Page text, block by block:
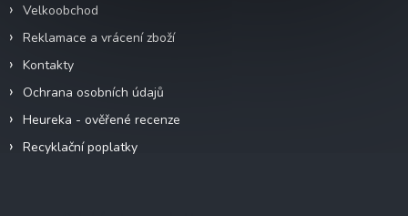
Velkoobchod
Reklamace a vrácení zboží
Kontakty
Ochrana osobních údajů
Heureka - ověřené recenze
Recyklační poplatky